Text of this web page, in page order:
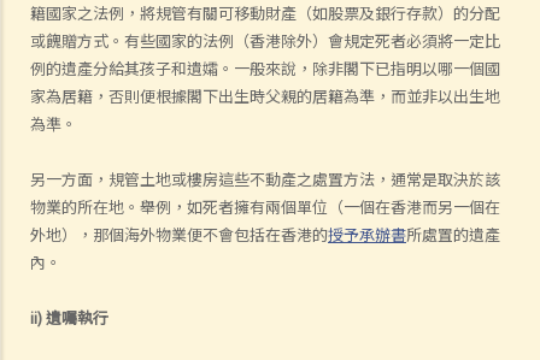
籍國家之法例，將規管有關可移動財產（如股票及銀行存款）的分配
或餽贈方式。有些國家的法例（香港除外）會規定死者必須將一定比
例的遺產分給其孩子和遺孀。一般來說，除非閣下已指明以哪一個國
家為居籍，否則便根據閣下出生時父親的居籍為準，而並非以出生地
為準。
另一方面，規管土地或樓房這些不動產之處置方法，通常是取決於該
物業的所在地。舉例，如死者擁有兩個單位（一個在香港而另一個在
外地），那個海外物業便不會包括在香港的授予承辦書所處置的遺產
內。
ii) 遺囑執行